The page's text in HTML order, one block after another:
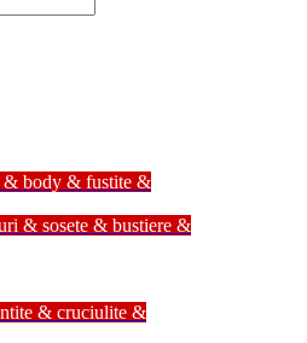
& body & fustite &
& sosete & bustiere &
& cruciulite &